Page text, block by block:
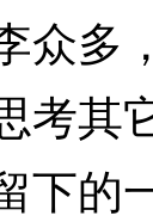
众多
考其
下的